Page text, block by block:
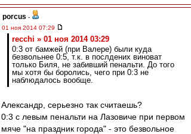
porcus -
01 ноя 2014 07:29
recchi » 01 ноя 2014 03:29
0:3 от бамжей (при Валере) были куда
безвольнее 0:5, т.к. в послдених виноват
только Биля, не забивший пенальти. До того
мы хотя бы боролись, чего при 0:3 не
наблюдалось вообще.
Александр, серьезно так считаешь?
0:3 с левым пенальти на Лазовиче при первом
мяче "на праздник города" - это безвольное